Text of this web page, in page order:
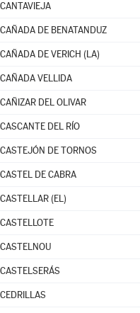
CANTAVIEJA
CAÑADA DE BENATANDUZ
CAÑADA DE VERICH (LA)
CAÑADA VELLIDA
CAÑIZAR DEL OLIVAR
CASCANTE DEL RÍO
CASTEJÓN DE TORNOS
CASTEL DE CABRA
CASTELLAR (EL)
CASTELLOTE
CASTELNOU
CASTELSERÁS
CEDRILLAS